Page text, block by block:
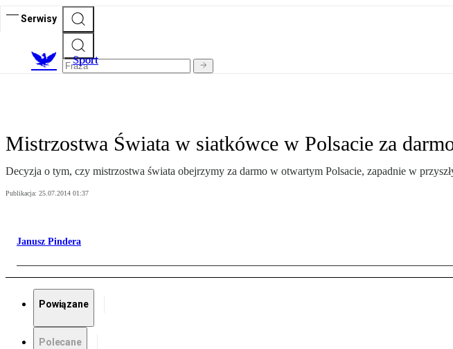
Serwisy
Sport
Mistrzostwa Świata w siatkówce w Polsacie za
Decyzja o tym, czy mistrzostwa świata obejrzymy za darmo w otwartym Polsacie, zapadnie w
Publikacja: 25.07.2014 01:37
Janusz Pindera
Powiązane
Polecane